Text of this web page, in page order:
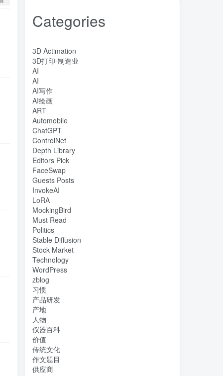
Categories
3D Actimation
3D打印-制造业
AI
AI
AI写作
AI绘画
ART
Automobile
ChatGPT
ControlNet
Depth Library
Editors Pick
FaceSwap
Guests Posts
InvokeAI
LoRA
MockingBird
Must Read
Politics
Stable Diffusion
Stock Market
Technology
WordPress
zblog
习惯
产品研发
产地
人物
仪器百科
价值
传统文化
作文题目
供应商